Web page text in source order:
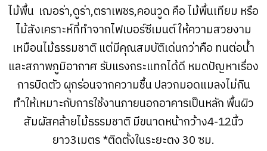
ไม้พื้น เฌอร่า,ดูร่า,ตราเพชร,คอนวูด คือ ไม้พื้นเทียม หรือ
ไม้สังเคราะห์ที่ทำจากไฟเบอร์ซีเมนต์ ให้ความสวยงาม
เหมือนไม้ธรรมชาติ แต่มีคุณสมบัติเด่นกว่าคือ ทนต่อน้ำ
และสภาพภูมิอากาศ รับแรงกระแทกได้ดี หมดปัญหาเรื่อง
การบิดตัว ผุกร่อนจากความชื้น ปลวกมอดแมลงไม่กิน
ทำให้เหมาะกับการใช้งานภายนอกอาคารเป็นหลัก พื้นผิว
สัมผัสคล้ายไม้ธรรมชาติ มีขนาดหน้ากว้าง4-12นิ้ว
ยาว3เมตร *ติดตั้งในระยะตง 30 ซม.